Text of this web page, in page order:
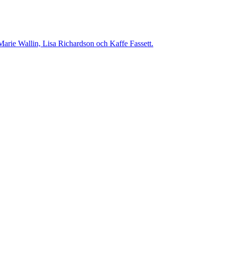
Wallin, Lisa Richardson och Kaffe Fassett.